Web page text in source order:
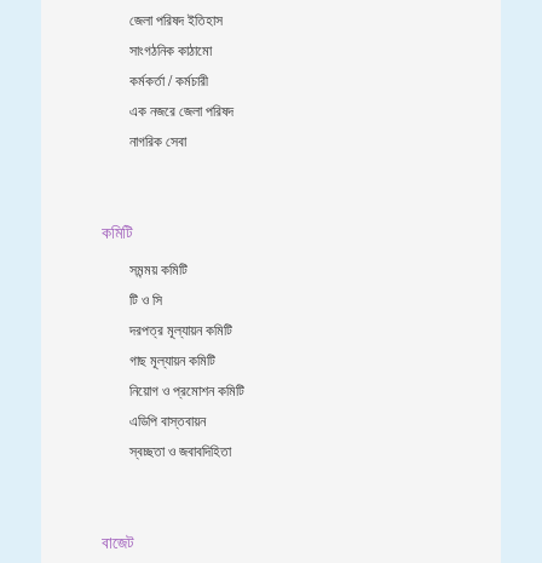
জেলা পরিষদ ইতিহাস
সাংগঠনিক কাঠামো
কর্মকর্তা / কর্মচারী
এক নজরে জেলা পরিষদ
নাগরিক সেবা
কমিটি
সমন্ময় কমিটি
টি ও সি
দরপত্র মূল্যায়ন কমিটি
গাছ মূল্যায়ন কমিটি
নিয়োগ ও প্রমোশন কমিটি
এডিপি বাস্তবায়ন
স্বচ্ছতা ও জবাবদিহিতা
বাজেট